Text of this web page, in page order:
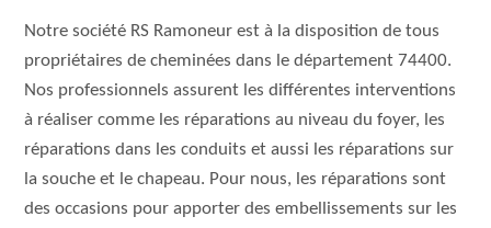
Notre société RS Ramoneur est à la disposition de tous
propriétaires de cheminées dans le département 74400.
Nos professionnels assurent les différentes interventions
à réaliser comme les réparations au niveau du foyer, les
réparations dans les conduits et aussi les réparations sur
la souche et le chapeau. Pour nous, les réparations sont
des occasions pour apporter des embellissements sur les